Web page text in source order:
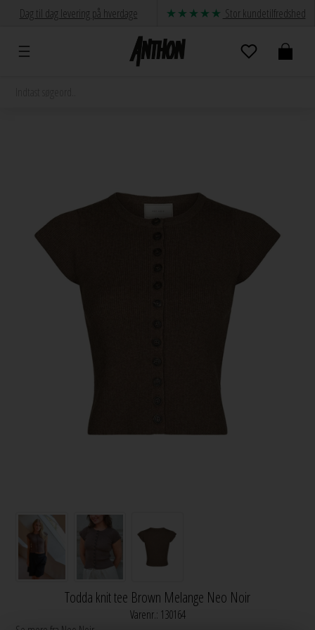
Dag til dag levering på hverdage Stor kundetilfredshed
Todda knit tee Brown Melange Neo Noir
Varenr.: 130164